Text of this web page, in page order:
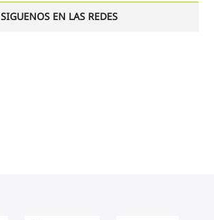
SIGUENOS EN LAS REDES